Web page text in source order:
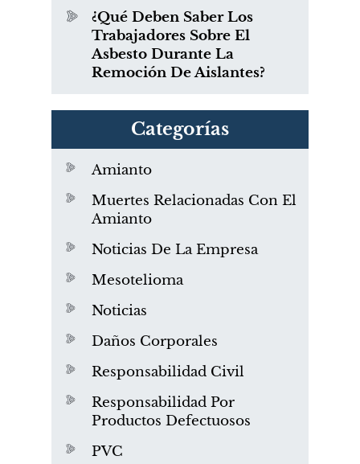
¿Qué Deben Saber Los
Trabajadores Sobre El
Asbesto Durante La
Remoción De Aislantes?
Categorías
Amianto
Muertes Relacionadas Con El
Amianto
Noticias De La Empresa
Mesotelioma
Noticias
Daños Corporales
Responsabilidad Civil
Responsabilidad Por
Productos Defectuosos
PVC